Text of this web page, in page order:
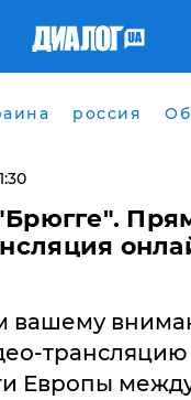
россия
вашему
трансляцию
Европы